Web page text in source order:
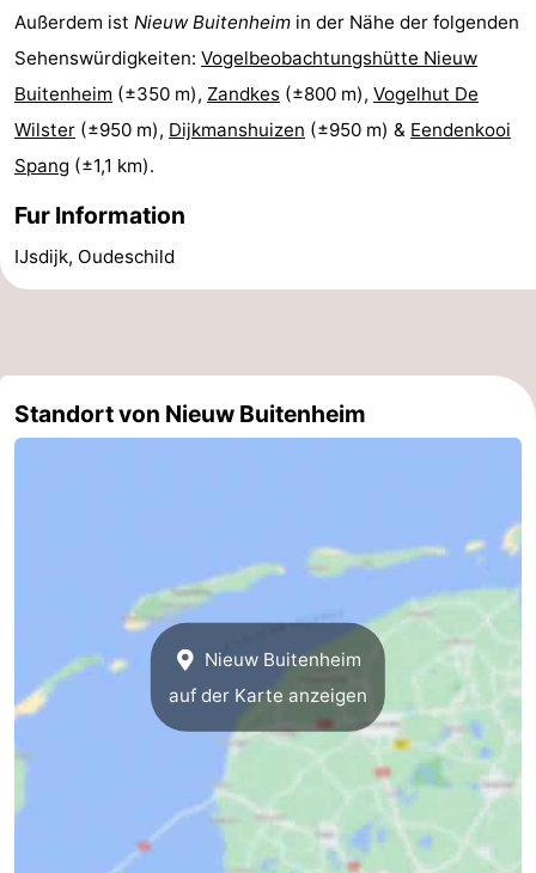
Villapark
Residentie
Texel
-
Villapark
Vogelmient
Hotels
Zimmer
(mit
Frühstück)
Lastminutes
Strand
&
tun
-
Museen
-
Aussichtspunkte
-
Rundfahrten
-
Bauernhöfe
-
Außerdem ist Nieuw Buitenheim in der Nähe der folgenden
Sehenswürdigkeiten: Vogelbeobachtungshütte Nieuw
Buitenheim (±350 m), Zandkes (±800 m), Vogelhut De
Wilster (±950 m), Dijkmanshuizen (±950 m) & Eendenkooi
Spang (±1,1 km).
Fur Information
IJsdijk, Oudeschild
Standort von Nieuw Buitenheim
Nieuw Buitenheim
auf der Karte anzeigen